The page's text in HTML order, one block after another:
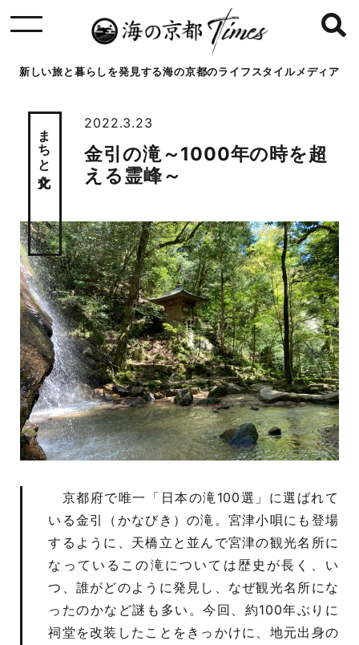
新しい旅と暮らしを発見する海の京都のライフスタイルメディア
金引の滝～1000年の時を超
える霊峰～
2022.3.23
まちと文化
京都府で唯一「日本の滝100選」に選ばれて
いる金引（かなびき）の滝。宮津小唄にも登場
するように、天橋立と並んで宮津の観光名所に
なっているこの滝については歴史が長く、い
つ、誰がどのように発見し、なぜ観光名所にな
ったのかなど謎も多い。今回、約100年ぶりに
祠堂を改装したことをきっかけに、地元出身の